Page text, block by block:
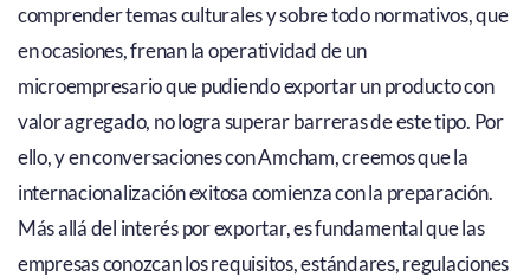
comprender temas culturales y sobre todo normativos, que
en ocasiones, frenan la operatividad de un
microempresario que pudiendo exportar un producto con
valor agregado, no logra superar barreras de este tipo. Por
ello, y en conversaciones con Amcham, creemos que la
internacionalización exitosa comienza con la preparación.
Más allá del interés por exportar, es fundamental que las
empresas conozcan los requisitos, estándares, regulaciones